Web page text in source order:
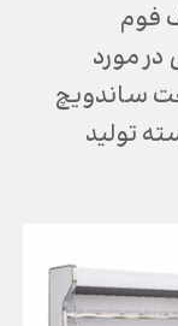
فوم
مورد
ساندویچ
تولید